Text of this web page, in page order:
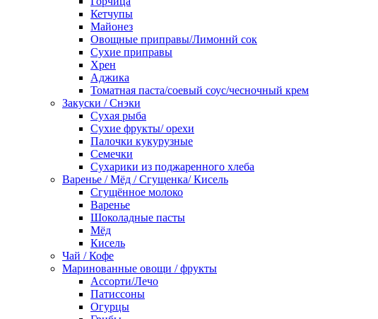
Кетчупы
Майонез
Овощные приправы/Лимоннй сок
Сухие приправы
Хрен
Аджика
Томатная паста/соевый соус/чесночный крем
Закуски / Снэки
Сухая рыба
Сухие фрукты/ орехи
Палочки кукурузные
Семечки
Сухарики из поджаренного хлеба
Варенье / Мёд / Сгущенка/ Кисель
Сгущённое молоко
Варенье
Шоколадные пасты
Мёд
Кисель
Чай / Кофе
Маринованные овощи / фрукты
Ассорти/Лечо
Патиссоны
Огурцы